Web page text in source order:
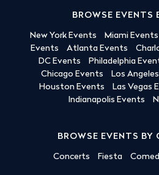
BROWSE EVENTS
New York Events Miami Events
Events
Atlanta Events
DC Events
Philadelphia
Chicago Events
Los
Houston Events
Las Vegas
Indianapolis Events
BROWSE EVENTS BY
Concerts Fiesta